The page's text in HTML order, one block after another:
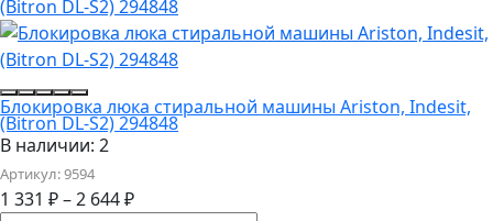
Блокировка люка стиральной машины Ariston, Indesit,
(Bitron DL-S2) 294848
В наличии: 2
Артикул:9594
1 331 ₽–2 644₽